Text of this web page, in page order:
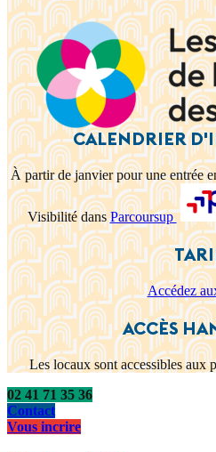
CALENDRIER
À partir de janvier pour une entrée
Visibilité dansParcoursup
Accédez
ACCÈS
Les locaux sont accessibles aux
02 41 71 35 36
Contact
Vous incrire